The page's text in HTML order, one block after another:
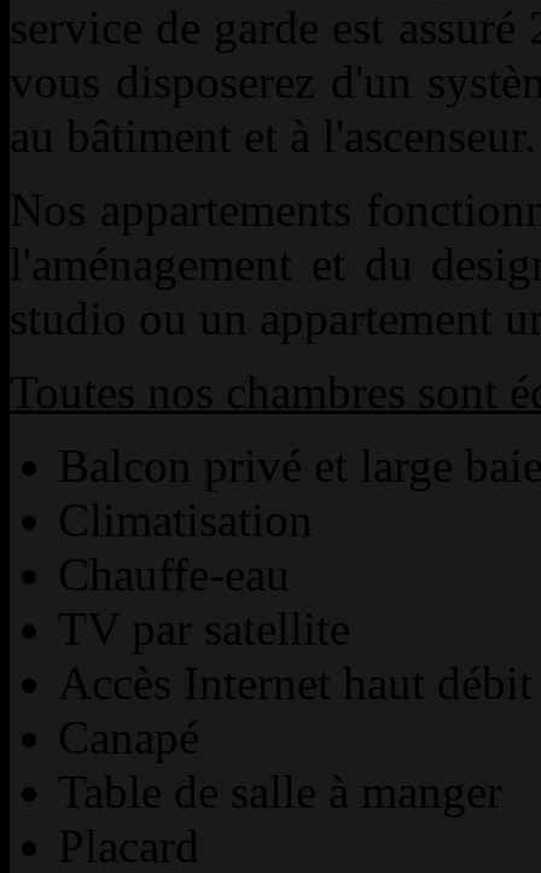
service de garde est
vous disposerez d'un
au bâtiment et à l'ascenseur.
Nos appartements
l'aménagement et du
studio ou un appartement
Toutes nos chambres sont
Balcon privé et large
Climatisation
Chauffe-eau
TV par satellite
Accès Internet haut
Canapé
Table de salle à manger
Placard